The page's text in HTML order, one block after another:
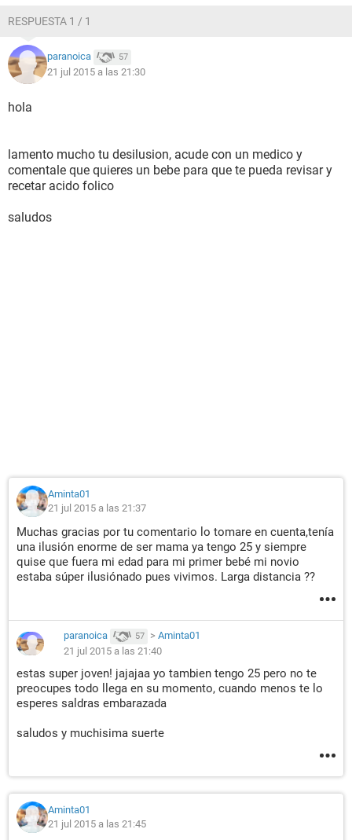
RESPUESTA 1 / 1
paranoica 57
21 jul 2015 a las 21:30
hola
lamento mucho tu desilusion, acude con un medico y
comentale que quieres un bebe para que te pueda revisar y
recetar acido folico
saludos
Aminta01
21 jul 2015 a las 21:37
Muchas gracias por tu comentario lo tomare en cuenta,tenía
una ilusión enorme de ser mama ya tengo 25 y siempre
quise que fuera mi edad para mi primer bebé mi novio
estaba súper ilusiónado pues vivimos. Larga distancia ??
paranoica 57 > Aminta01
21 jul 2015 a las 21:40
estas super joven! jajajaa yo tambien tengo 25 pero no te
preocupes todo llega en su momento, cuando menos te lo
esperes saldras embarazada
saludos y muchisima suerte
Aminta01
21 jul 2015 a las 21:45